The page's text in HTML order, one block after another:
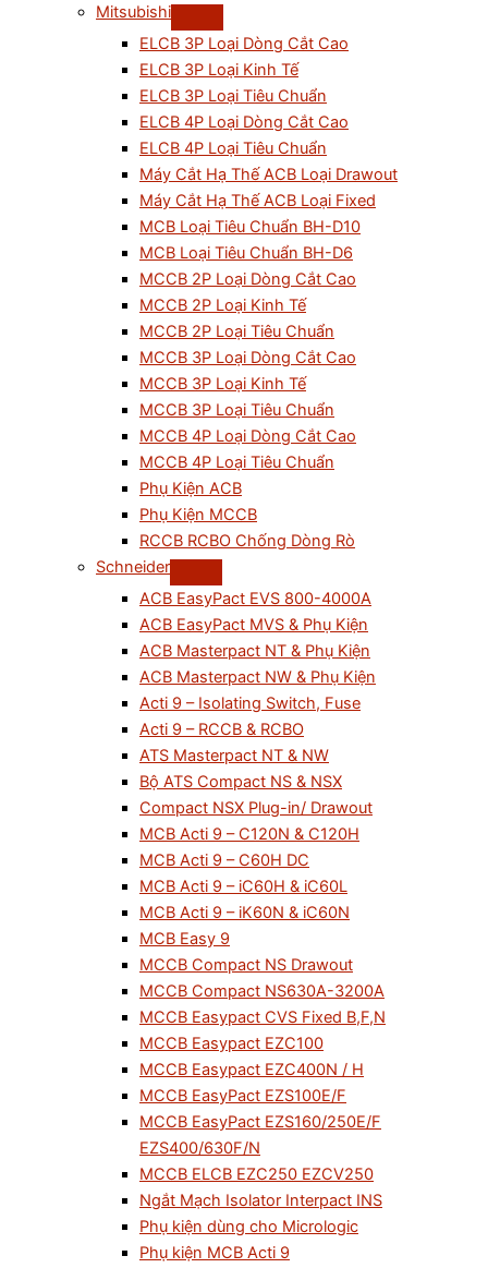
Mitsubishi
ELCB 3P Loại Dòng Cắt Cao
ELCB 3P Loại Kinh Tế
ELCB 3P Loại Tiêu Chuẩn
ELCB 4P Loại Dòng Cắt Cao
ELCB 4P Loại Tiêu Chuẩn
Máy Cắt Hạ Thế ACB Loại Drawout
Máy Cắt Hạ Thế ACB Loại Fixed
MCB Loại Tiêu Chuẩn BH-D10
MCB Loại Tiêu Chuẩn BH-D6
MCCB 2P Loại Dòng Cắt Cao
MCCB 2P Loại Kinh Tế
MCCB 2P Loại Tiêu Chuẩn
MCCB 3P Loại Dòng Cắt Cao
MCCB 3P Loại Kinh Tế
MCCB 3P Loại Tiêu Chuẩn
MCCB 4P Loại Dòng Cắt Cao
MCCB 4P Loại Tiêu Chuẩn
Phụ Kiện ACB
Phụ Kiện MCCB
RCCB RCBO Chống Dòng Rò
Schneider
ACB EasyPact EVS 800-4000A
ACB EasyPact MVS & Phụ Kiện
ACB Masterpact NT & Phụ Kiện
ACB Masterpact NW & Phụ Kiện
Acti 9 – Isolating Switch, Fuse
Acti 9 – RCCB & RCBO
ATS Masterpact NT & NW
Bộ ATS Compact NS & NSX
Compact NSX Plug-in/ Drawout
MCB Acti 9 – C120N & C120H
MCB Acti 9 – C60H DC
MCB Acti 9 – iC60H & iC60L
MCB Acti 9 – iK60N & iC60N
MCB Easy 9
MCCB Compact NS Drawout
MCCB Compact NS630A-3200A
MCCB Easypact CVS Fixed B,F,N
MCCB Easypact EZC100
MCCB Easypact EZC400N / H
MCCB EasyPact EZS100E/F
MCCB EasyPact EZS160/250E/F
EZS400/630F/N
MCCB ELCB EZC250 EZCV250
Ngắt Mạch Isolator Interpact INS
Phụ kiện dùng cho Micrologic
Phụ kiện MCB Acti 9